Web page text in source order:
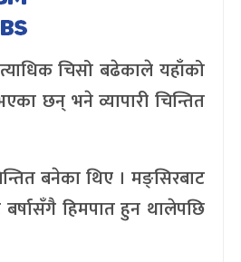
चिसो बढेकाले यहाँको
छन् भने व्यापारी चिन्तित
बनेका थिए । मङ्सिरबाट
बर्षासँगै हिमपात हुन थालेपछि